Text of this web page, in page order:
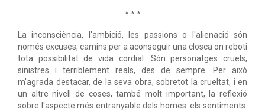
* * *
La inconsciència, l'ambició, les passions o l'alienació són
només excuses, camins per a aconseguir una closca on reboti
tota possibilitat de vida cordial. Són personatges cruels,
sinistres i terriblement reals, des de sempre. Per això
m'agrada destacar, de la seva obra, sobretot la crueltat, i en
un altre nivell de coses, també molt important, la reflexió
sobre l'aspecte més entranyable dels homes: els sentiments.